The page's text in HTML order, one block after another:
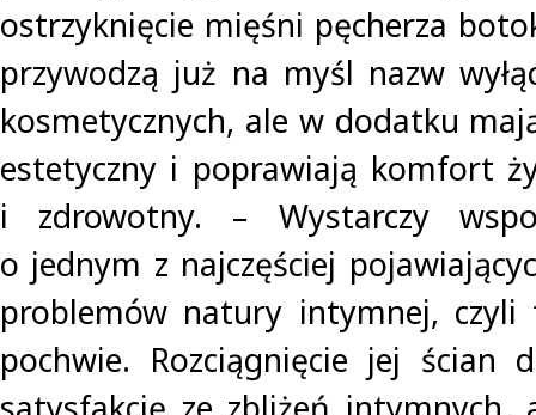
ostrzyknięcie mięśni pęcherza
przywodzą już na myśl nazw
kosmetycznych, ale w dodatku
estetyczny i poprawiają komfort
i zdrowotny. – Wystarczy
o jednym z najczęściej
problemów natury intymnej, czyli
pochwie. Rozciągnięcie jej ścian